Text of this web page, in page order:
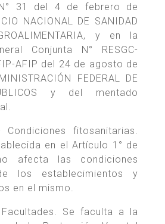
31 del 4 de febrero de
NACIONAL DE SANIDAD
y en la
Conjunta N° RESGC-
AFIP del 24 de agosto de
FEDERAL DE
y del mentado
Condiciones fitosanitarias.
en el Artículo 1° de
afecta las condiciones
los establecimientos y
en el mismo.
Se faculta a la